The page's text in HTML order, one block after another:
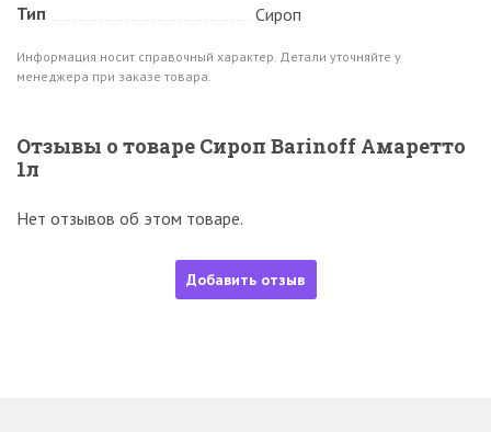
Тип
Сироп
Информация носит справочный характер. Детали уточняйте у
менеджера при заказе товара.
Отзывы о товаре Сироп Barinoff Амаретто
1л
Нет отзывов об этом товаре.
Добавить отзыв